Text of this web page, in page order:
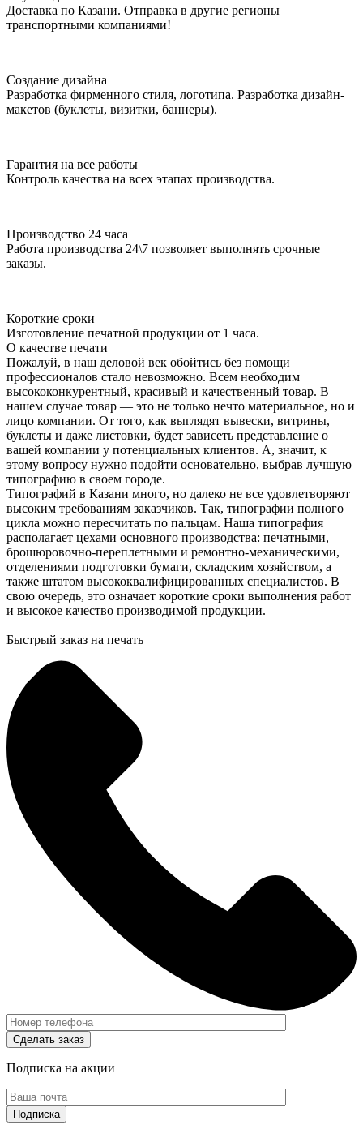
Доставка по Казани. Отправка в другие регионы
транспортными компаниями!
Создание дизайна
Разработка фирменного стиля, логотипа. Разработка дизайн-
макетов (буклеты, визитки, баннеры).
Гарантия на все работы
Контроль качества на всех этапах производства.
Производство 24 часа
Работа производства 24\7 позволяет выполнять срочные
заказы.
Короткие сроки
Изготовление печатной продукции от 1 часа.
О качестве печати
Пожалуй, в наш деловой век обойтись без помощи
профессионалов стало невозможно. Всем необходим
высококонкурентный, красивый и качественный товар. В
нашем случае товар — это не только нечто материальное, но и
лицо компании. От того, как выглядят вывески, витрины,
буклеты и даже листовки, будет зависеть представление о
вашей компании у потенциальных клиентов. А, значит, к
этому вопросу нужно подойти основательно, выбрав лучшую
типографию в своем городе.
Типографий в Казани много, но далеко не все удовлетворяют
высоким требованиям заказчиков. Так, типографии полного
цикла можно пересчитать по пальцам. Наша типография
располагает цехами основного производства: печатными,
брошюровочно-переплетными и ремонтно-механическими,
отделениями подготовки бумаги, складским хозяйством, а
также штатом высококвалифицированных специалистов. В
свою очередь, это означает короткие сроки выполнения работ
и высокое качество производимой продукции.
Быстрый заказ на печать
Сделать заказ
Подписка на акции